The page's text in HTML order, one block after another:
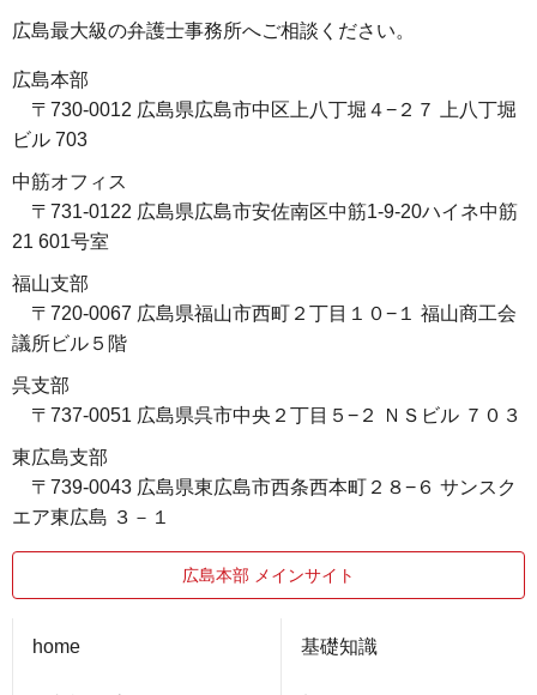
広島最大級の弁護士事務所へご相談ください。
広島本部
〒730-0012 広島県広島市中区上八丁堀４−２７ 上八丁堀
ビル 703
中筋オフィス
〒731-0122 広島県広島市安佐南区中筋1-9-20ハイネ中筋
21 601号室
福山支部
〒720-0067 広島県福山市西町２丁目１０−１ 福山商工会
議所ビル５階
呉支部
〒737-0051 広島県呉市中央２丁目５−２ ＮＳビル ７０３
東広島支部
〒739-0043 広島県東広島市西条西本町２８−６ サンスク
エア東広島 ３－１
広島本部 メインサイト
home 基礎知識